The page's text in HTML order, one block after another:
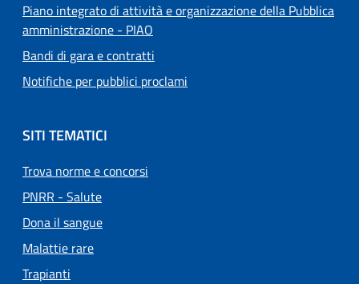
Piano integrato di attività e organizzazione della Pubblica
amministrazione - PIAO
Bandi di gara e contratti
Notifiche per pubblici proclami
SITI TEMATICI
Trova norme e concorsi
PNRR - Salute
Dona il sangue
Malattie rare
Trapianti